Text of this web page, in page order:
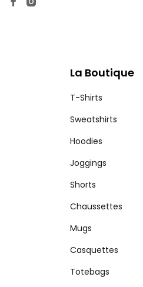
La Boutique
T-Shirts
Sweatshirts
Hoodies
Joggings
Shorts
Chaussettes
Mugs
Casquettes
Totebags